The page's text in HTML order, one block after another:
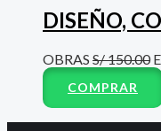
DISEÑO,
OBRAS S/150.00
COMPRAR